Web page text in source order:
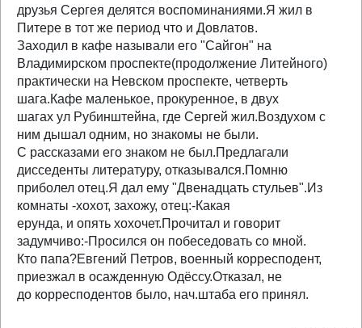
друзья Сергея делятся воспоминаниями.Я жил в
Питере в тот же период что и Довлатов.
Заходил в кафе называли его "Сайгон" на
Владимирском проспекте(продолжение Литейного)
практически на Невском проспекте, четверть
шага.Кафе маленькое, прокуренное, в двух
шагах ул Рубинштейна, где Сергей жил.Воздухом с
ним дышал одним, но знакомы не были.
С рассказами его знаком не был.Предлагали
дисседенты литературу, отказывался.Помню
приболел отец.Я дал ему "Двенадцать стульев".Из
комнаты -хохот, захожу, отец:-Какая
ерунда, и опять хохочет.Прочитал и говорит
задумчиво:-Просился он побеседовать со мной.
Кто папа?Евгений Петров, военный корресподент,
приезжал в осажденную Одёссу.Отказал, не
до корресподентов было, нач.штаба его принял.